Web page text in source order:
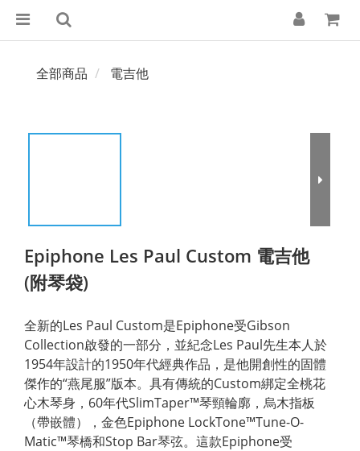
全部商品 電吉他
Epiphone Les Paul Custom 電吉他
(附琴袋)
全新的Les Paul Custom是Epiphone受Gibson
Collection啟發的一部分，並紀念Les Paul先生本人於
1954年設計的1950年代經典作品，是他開創性的固體
傑作的“燕尾服”版本。具有傳統的Custom綁定全桃花
心木琴身，60年代SlimTaper™琴頸輪廓，烏木指板
（帶嵌體），金色Epiphone LockTone™Tune-O-
Matic™琴橋和Stop Bar琴弦。這款Epiphone受